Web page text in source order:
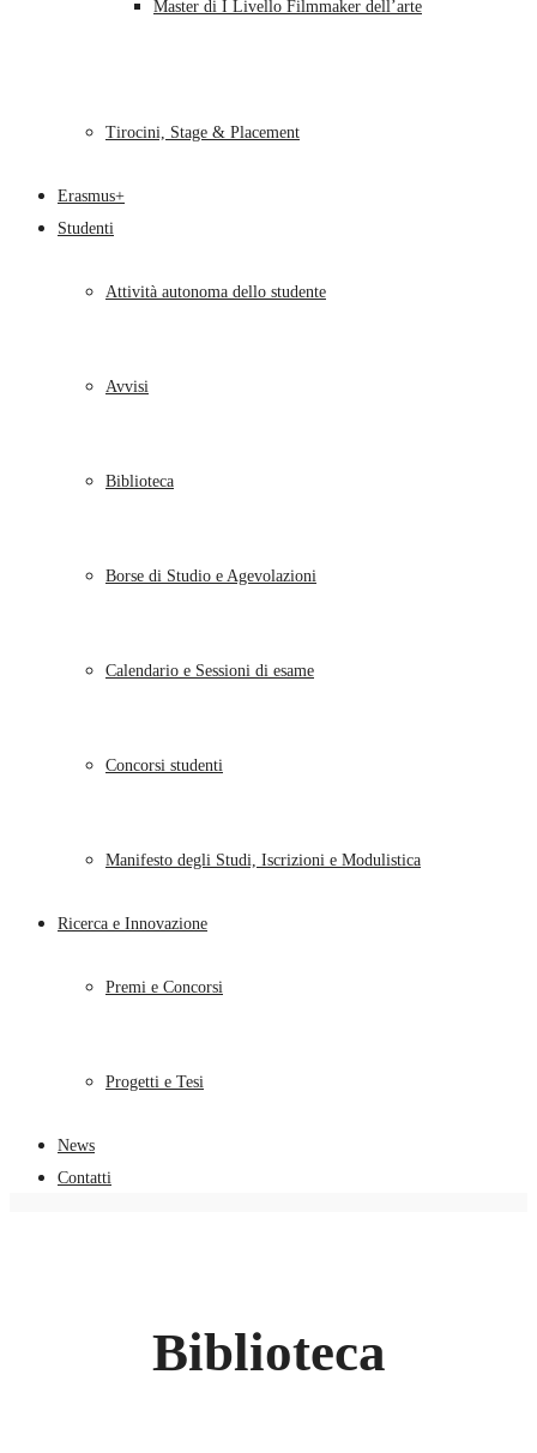
Master di I Livello Filmmaker dell’arte
Tirocini, Stage & Placement
Erasmus+
Studenti
Attività autonoma dello studente
Avvisi
Biblioteca
Borse di Studio e Agevolazioni
Calendario e Sessioni di esame
Concorsi studenti
Manifesto degli Studi, Iscrizioni e Modulistica
Ricerca e Innovazione
Premi e Concorsi
Progetti e Tesi
News
Contatti
Biblioteca